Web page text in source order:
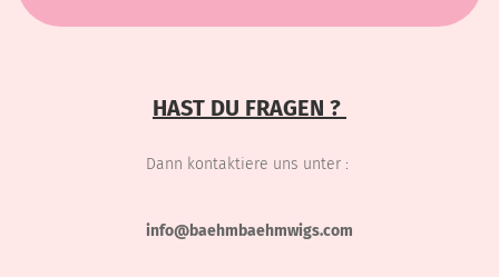
HAST DU FRAGEN ?
Dann kontaktiere uns unter :
info@baehmbaehmwigs.com